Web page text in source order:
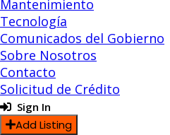
Mantenimiento
Tecnología
Comunicados del Gobierno
Sobre Nosotros
Contacto
Solicitud de Crédito
Sign In
Add Listing